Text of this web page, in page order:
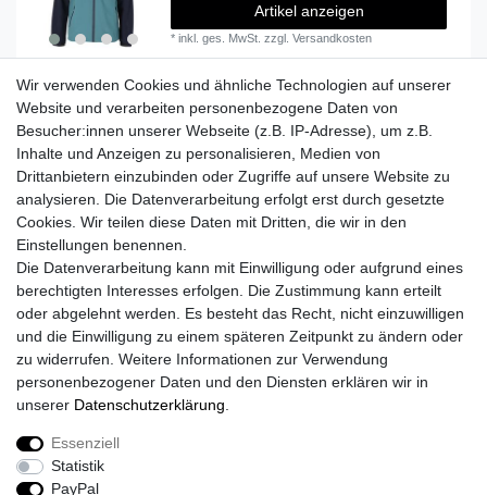
Artikel anzeigen
*inkl. ges. MwSt. zzgl.Versandkosten
Lieferzeit etwa 1 bis 3 Werktage
Versand mit DHL
14 Tage Rückgaberecht
Kontaktieren Sie uns!
Widerrufs­recht Widerrufs­formular Impressum
Daten­schutz­erklärung
Wir verwenden Cookies und ähnliche Technologien auf unserer
Website und verarbeiten personenbezogene Daten von
Besucher:innen unserer Webseite (z.B. IP-Adresse), um z.B.
Inhalte und Anzeigen zu personalisieren, Medien von
Drittanbietern einzubinden oder Zugriffe auf unsere Website zu
analysieren. Die Datenverarbeitung erfolgt erst durch gesetzte
Cookies. Wir teilen diese Daten mit Dritten, die wir in den
Einstellungen benennen.
Die Datenverarbeitung kann mit Einwilligung oder aufgrund eines
berechtigten Interesses erfolgen. Die Zustimmung kann erteilt
oder abgelehnt werden. Es besteht das Recht, nicht einzuwilligen
und die Einwilligung zu einem späteren Zeitpunkt zu ändern oder
zu widerrufen. Weitere Informationen zur Verwendung
personenbezogener Daten und den Diensten erklären wir in
unserer Daten­schutz­erklärung
Essenziell
Statistik
PayPal